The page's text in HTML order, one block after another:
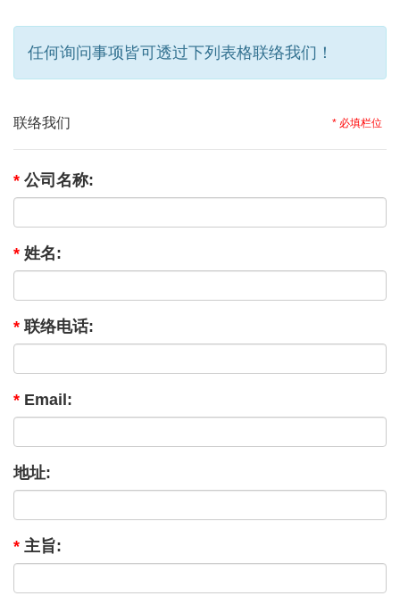
任何询问事项皆可透过下列表格联络我们！
联络我们 * 必填栏位
* 公司名称:
* 姓名:
* 联络电话:
* Email:
地址:
* 主旨: